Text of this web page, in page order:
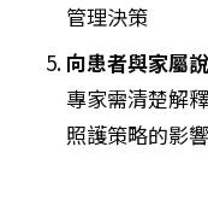
管理決策
向患者與家屬
專家需清楚解
照護策略的影響